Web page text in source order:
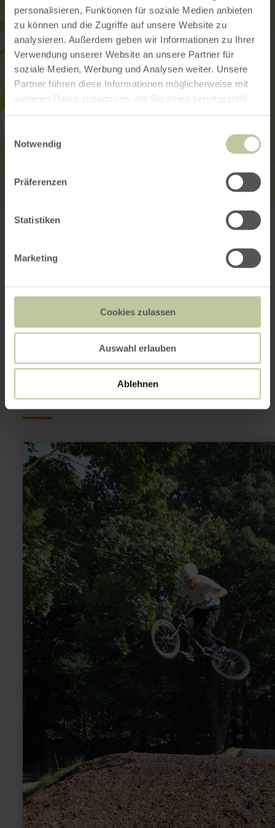
personalisieren, Funktionen für soziale Medien anbieten
zu können und die Zugriffe auf unsere Website zu
analysieren. Außerdem geben wir Informationen zu Ihrer
Verwendung unserer Website an unsere Partner für
soziale Medien, Werbung und Analysen weiter. Unsere
Partner führen diese Informationen möglicherweise mit
weiteren Daten zusammen, die Sie ihnen bereitgestellt
Notwendig
Präferenzen
Statistiken
Marketing
Cookies zulassen
Auswahl erlauben
Ablehnen
Philippshof 4
Email
Show on map
This might also be
interesting
learn
more
about:
Pumptrack
Euskirchen